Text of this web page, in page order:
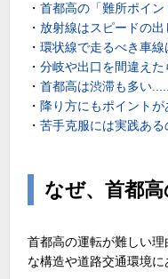
・首都高の「難所ポイン
・放射線はスピードの
・環状線で走るべき車線
・分岐や出口を間違えた
・首都高は渋滞も多い......
・ 降り方にもポイントが
・苦手克服には実践ある
なぜ、首都
首都高の運転が難しい
な構造や道路交通環境に